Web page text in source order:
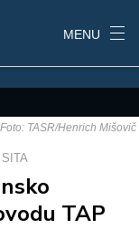
MENU
TASR/Henrich Mišovič
SITA
TAP